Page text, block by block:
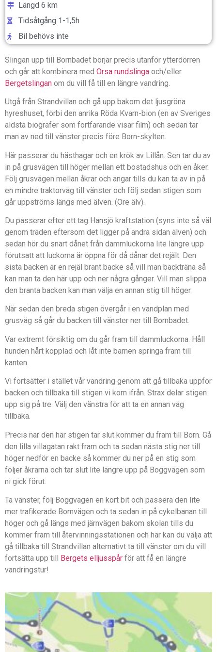
Längd 6 km
Tidsåtgång 1-1,5h
Bil behövs inte
Slingan upp till Bornbadet börjar precis utanför ytterdörren
och går att kombinera med Orsa rundslinga och/eller
Bergetslingan om du vill få till en längre vandring.
Utgå från Strandvillan och gå upp bakom det ljusgröna
hyreshuset, förbi den anrika Röda Kvarn-bion (en av Sveriges
äldsta biografer som fortfarande visar film) och sedan tar
man av ned till vänster precis före Born-skylten.
Här passerar du hästhagar och en krök av Lillån. Sen tar du av
in på grusvägen till höger mellan ett bostadshus och en åker.
Följ grusvägen mellan åkrar och ängar tills du kan ta av in på
en mindre traktorväg till vänster och följ sedan stigen som
går uppströms längs med älven. (Ore älv).
Du passerar efter ett tag Hansjö kraftstation (syns inte så väl
genom träden eftersom det ligger på andra sidan älven) och
sedan hör du snart dånet från dammluckorna lite längre upp
förutsatt att luckorna är öppna för då dånar det rejält. Den
sista backen är en rejäl brant backe så vill man backträna så
kan man ta den här upp och ner några gånger. Vill man slippa
den branta backen kan man välja en annan stig till höger.
När sedan den breda stigen övergår i en vändplan med
grusväg så går du backen till vänster ner till Bornbadet.
Var extremt försiktig om du går fram till dammluckorna. Håll
hunden hårt kopplad och låt inte barnen springa fram till
kanten.
Vi fortsätter i stället vår vandring genom att gå tillbaka uppför
backen och tillbaka till stigen vi kom ifrån. Strax delar stigen
upp sig på tre. Välj den vänstra för att ta en annan väg
tillbaka.
Precis när den här stigen tar slut kommer du fram till Born. Gå
den lilla villagatan rakt fram och ta sedan nästa stig ner till
höger nedför en backe så kommer du ner på en stig som
följer åkrarna och tar slut lite längre upp på Boggvägen som
ni gick förut.
Ta vänster, följ Boggvägen en kort bit och passera den lite
mer trafikerade Bornvägen och ta sedan in på cykelbanan till
höger och gå längs med järnvägen bakom skolan tills du
kommer fram till återvinningsstationen och här kan du välja att
gå tillbaka till Strandvillan alternativt ta till vänster om du vill
fortsätta upp till Bergets elljusspår för att få en längre
vandringstur!